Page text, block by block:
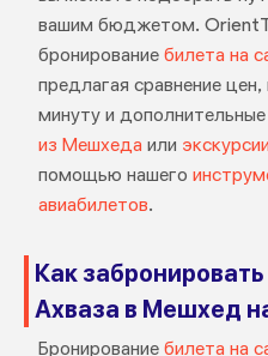
вашим бюджетом.
бронирование билета на
предлагая сравнение
минуту и дополнительные
из Мешхеда или экскурсии
помощью нашего
авиабилетов.
Как
Ахваза в Мешхед
Бронирование билета на